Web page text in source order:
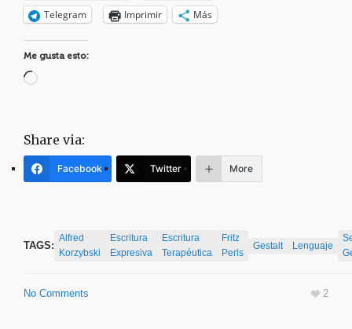
Telegram
Imprimir Más
Me gusta esto:
Cargando...
Share via:
Facebook Twitter More
TAGS:
Alfred
Korzybski
Escritura
Expresiva
Escritura
Terapéutica
Fritz
Perls
Gestalt Lenguaje
No Comments 2